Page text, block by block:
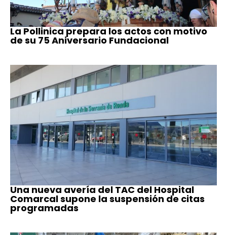
La Pollinica prepara los actos con motivo
de su 75 Aniversario Fundacional
Una nueva avería del TAC del Hospital
Comarcal supone la suspensión de citas
programadas